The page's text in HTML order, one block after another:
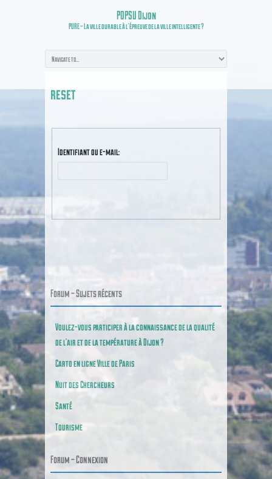
POPSU Dijon
PURE – La ville durable à l’épreuve de la ville intelligente ?
reset
Identifiant ou e-mail:
Forum – Sujets récents
Voulez-vous participer à la connaissance de la qualité
de l’air et de la température à Dijon ?
Carto en ligne Ville de Paris
Nuit des Chercheurs
Santé
Tourisme
Forum – Connexion